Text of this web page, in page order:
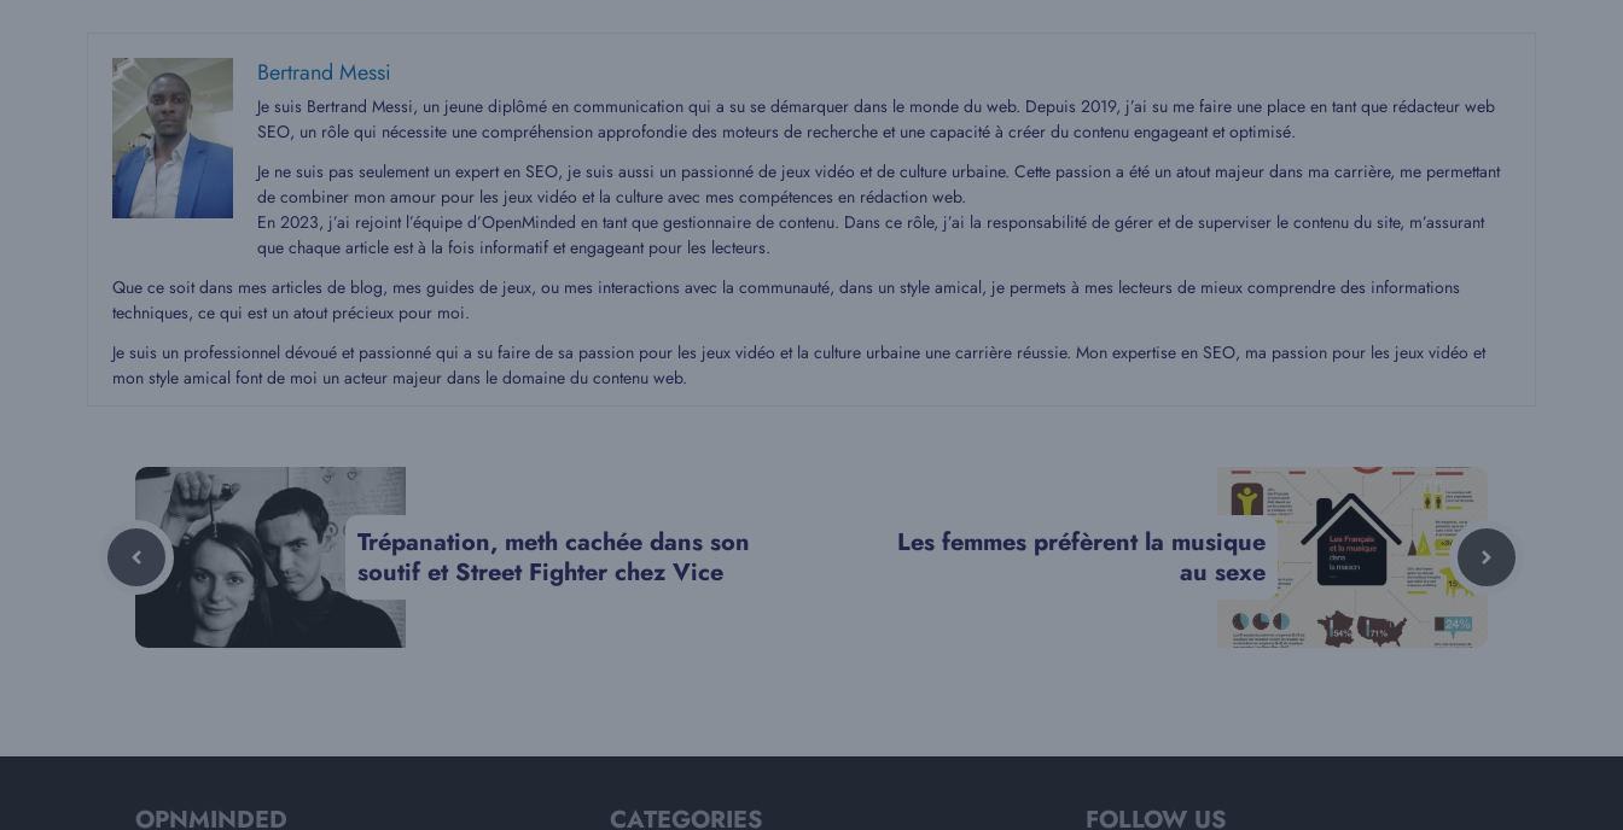
Bertrand Messi
Je suis Bertrand Messi, un jeune diplômé en communication qui a su se démarquer dans le monde du web. Depuis 2019, j’ai su me faire une place en tant que rédacteur web
SEO, un rôle qui nécessite une compréhension approfondie des moteurs de recherche et une capacité à créer du contenu engageant et optimisé.
Je ne suis pas seulement un expert en SEO, je suis aussi un passionné de jeux vidéo et de culture urbaine. Cette passion a été un atout majeur dans ma carrière, me permettant
de combiner mon amour pour les jeux vidéo et la culture avec mes compétences en rédaction web.
En 2023, j’ai rejoint l’équipe d’OpenMinded en tant que gestionnaire de contenu. Dans ce rôle, j’ai la responsabilité de gérer et de superviser le contenu du site, m’assurant
que chaque article est à la fois informatif et engageant pour les lecteurs.
Que ce soit dans mes articles de blog, mes guides de jeux, ou mes interactions avec la communauté, dans un style amical, je permets à mes lecteurs de mieux comprendre des informations
techniques, ce qui est un atout précieux pour moi.
Je suis un professionnel dévoué et passionné qui a su faire de sa passion pour les jeux vidéo et la culture urbaine une carrière réussie. Mon expertise en SEO, ma passion pour les jeux vidéo et
mon style amical font de moi un acteur majeur dans le domaine du contenu web.
Trépanation, meth cachée dans son
soutif et Street Fighter chez Vice
Les femmes préfèrent la musique
au sexe
OPNMINDED CATEGORIES FOLLOW US